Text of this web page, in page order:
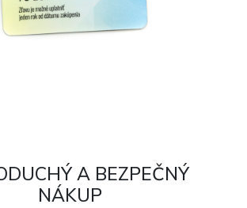
A BEZPEČNÝ
NÁKUP